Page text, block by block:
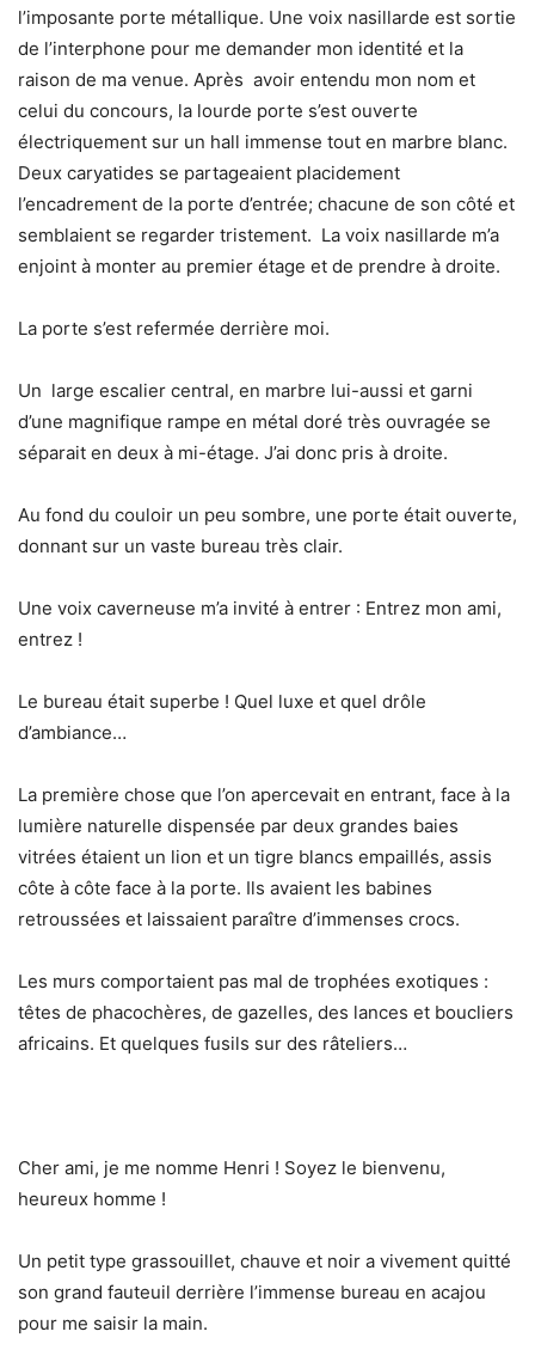
l’imposante porte métallique. Une voix nasillarde est sortie
de l’interphone pour me demander mon identité et la
raison de ma venue. Après avoir entendu mon nom et
celui du concours, la lourde porte s’est ouverte
électriquement sur un hall immense tout en marbre blanc.
Deux caryatides se partageaient placidement
l’encadrement de la porte d’entrée; chacune de son côté et
semblaient se regarder tristement. La voix nasillarde m’a
enjoint à monter au premier étage et de prendre à droite.
La porte s’est refermée derrière moi.
Un large escalier central, en marbre lui-aussi et garni
d’une magnifique rampe en métal doré très ouvragée se
séparait en deux à mi-étage. J’ai donc pris à droite.
Au fond du couloir un peu sombre, une porte était ouverte,
donnant sur un vaste bureau très clair.
Une voix caverneuse m’a invité à entrer : Entrez mon ami,
entrez !
Le bureau était superbe ! Quel luxe et quel drôle
d’ambiance…
La première chose que l’on apercevait en entrant, face à la
lumière naturelle dispensée par deux grandes baies
vitrées étaient un lion et un tigre blancs empaillés, assis
côte à côte face à la porte. Ils avaient les babines
retroussées et laissaient paraître d’immenses crocs.
Les murs comportaient pas mal de trophées exotiques :
têtes de phacochères, de gazelles, des lances et boucliers
africains. Et quelques fusils sur des râteliers…
Cher ami, je me nomme Henri ! Soyez le bienvenu,
heureux homme !
Un petit type grassouillet, chauve et noir a vivement quitté
son grand fauteuil derrière l’immense bureau en acajou
pour me saisir la main.